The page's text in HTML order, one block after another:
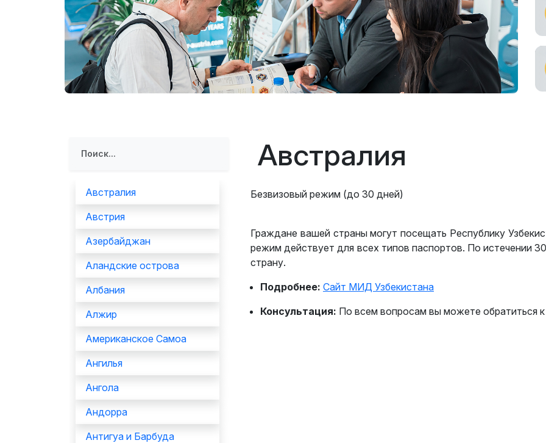
Итоги выставки
Деловая программа
Официальный каталог
Эффективное участие в
выставках
Официальный
авиаперевозчик
Австралия
Австрия
Азербайджан
Аландские острова
Албания
Алжир
Американское Самоа
Ангилья
Ангола
Андорра
Антигуа и Барбуда
Австралия
Безвизовый режим (до 30 дней)
Граждане вашей страны могут посещать Республику
режим действует для всех типов паспортов. По истечении
страну.
Подробнее: Сайт МИД Узбекистана
Консультация: По всем вопросам вы можете обратиться